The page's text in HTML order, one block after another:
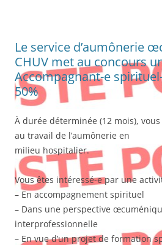
Le service d’aumônerie
CHUV met au concours
Accompagnant-e
50%
À durée déterminée (12 mois),
au travail de l’aumônerie en
milieu hospitalier.
Vous êtes intéressé-e par une
– En accompagnement spirituel
– Dans une perspective
interprofessionnelle
– En vue d’un projet de formation